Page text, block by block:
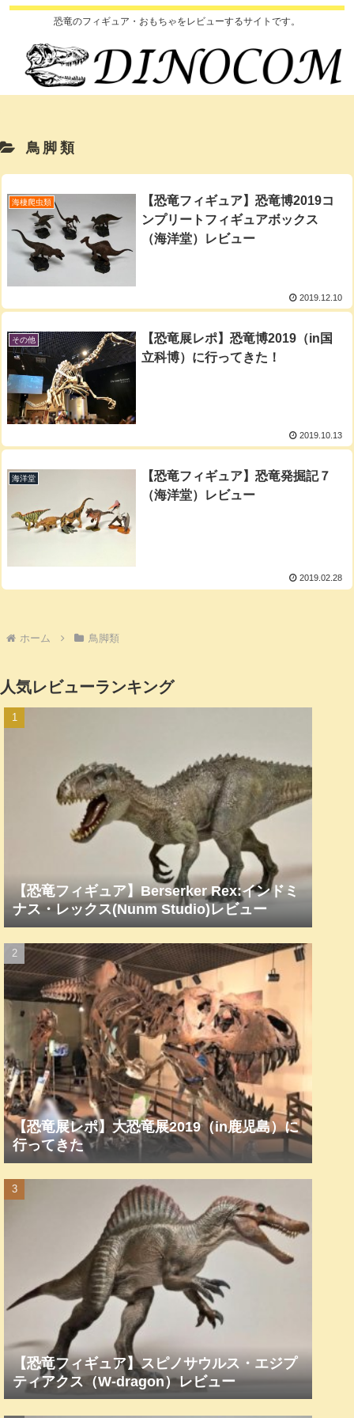
恐竜のフィギュア・おもちゃをレビューするサイトです。
鳥脚類
海棲爬虫類
【恐竜フィギュア】恐竜博2019コ
ンプリートフィギュアボックス
（海洋堂）レビュー
2019.12.10
その他
【恐竜展レポ】恐竜博2019（in国
立科博）に行ってきた！
2019.10.13
海洋堂
【恐竜フィギュア】恐竜発掘記７
（海洋堂）レビュー
2019.02.28
ホーム 鳥脚類
人気レビューランキング
【恐竜フィギュア】Berserker Rex:インドミ
ナス・レックス(Nunm Studio)レビュー
【恐竜展レポ】大恐竜展2019（in鹿児島）に
行ってきた
【恐竜フィギュア】スピノサウルス・エジプ
ティアクス（W-dragon）レビュー